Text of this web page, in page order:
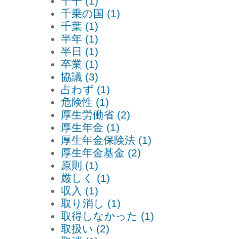
千乗の国 (1)
千葉 (1)
半年 (1)
半日 (1)
卒業 (1)
協議 (3)
占わず (1)
危険性 (1)
厚生労働省 (2)
厚生年金 (1)
厚生年金保険法 (1)
厚生年金基金 (2)
原則 (1)
厳しく (1)
収入 (1)
取り消し (1)
取得しなかった (1)
取扱い (2)